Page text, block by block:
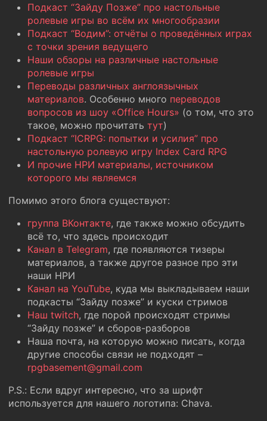
Подкаст “Зайду Позже” про настольные
ролевые игры во всём их многообразии
Подкаст “Водим”: отчёты о проведённых играх
с точки зрения ведущего
Наши обзоры на различные настольные
ролевые игры
Переводы различных англоязычных
материалов. Особенно много переводов
вопросов из шоу «Office Hours» (о том, что это
такое, можно прочитать тут)
Подкаст “ICRPG: попытки и усилия” про
настольную ролевую игру Index Card RPG
И прочие НРИ материалы, источником
которого мы являемся
Помимо этого блога существуют:
группа ВКонтакте, где также можно обсудить
всё то, что здесь происходит
Канал в Telegram, где появляются тизеры
материалов, а также другое разное про эти
наши НРИ
Канал на YouTube, куда мы выкладываем наши
подкасты “Зайду позже” и куски стримов
Наш twitch, где порой происходят стримы
“Зайду позже” и сборов-разборов
Наша почта, на которую можно писать, когда
другие способы связи не подходят –
rpgbasement@gmail.com
P.S.: Если вдруг интересно, что за шрифт
используется для нашего логотипа: Chava.